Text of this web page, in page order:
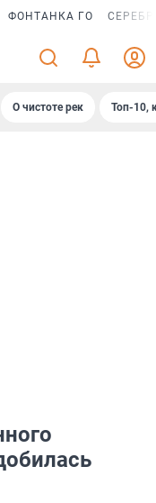
ФОНТАНКА ГО
О чистоте рек Топ-10,